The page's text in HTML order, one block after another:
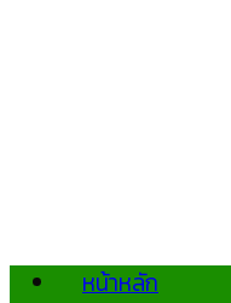
หน้าหลัก